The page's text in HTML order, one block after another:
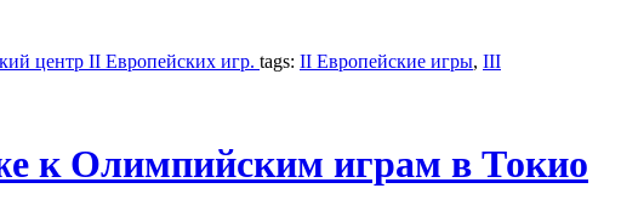
центр II Европейских игр. tags: II Европейские игры, III
к Олимпийским играм в Токио